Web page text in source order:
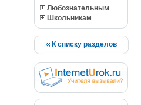
Любознательным
Школьникам
К списку разделов